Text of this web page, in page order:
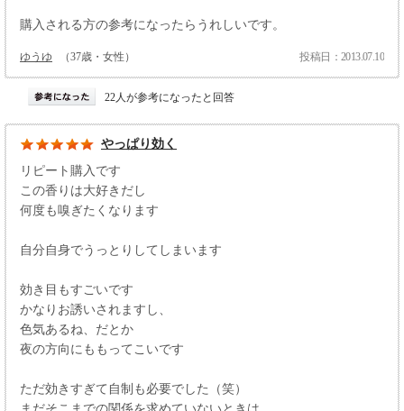
購入される方の参考になったらうれしいです。
ゆうゆ （37歳・女性） 投稿日：2013.07.10
22人が参考になったと回答
やっぱり効く
リピート購入です
この香りは大好きだし
何度も嗅ぎたくなります
自分自身でうっとりしてしまいます
効き目もすごいです
かなりお誘いされますし、
色気あるね、だとか
夜の方向にももってこいです
ただ効きすぎて自制も必要でした（笑）